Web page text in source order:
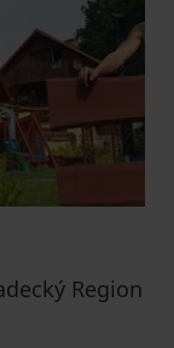
Region